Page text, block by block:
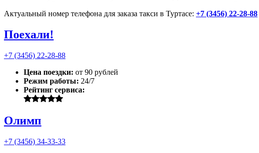
Актуальный номер телефона для заказа такси в Туртасе: +7 (3456) 22-28-88
Поехали!
+7 (3456) 22-28-88
Цена поездки: от 90 рублей
Режим работы: 24/7
Рейтинг сервиса:
Олимп
+7 (3456) 34-33-33